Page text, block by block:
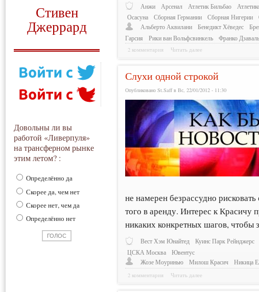
Стивен
Джеррард
Довольны ли вы
работой «Ливерпуля»
на трансферном рынке
этим летом? :
Определённо да
Скорее да, чем нет
Скорее нет, чем да
Определённо нет
Анжи Арсенал Атлетик Бильбао
Осасуна
Сборная Германии Сборная Нигерии
Альберто Аквилани
Бенедикт Хёведес
Гарсия
Рики ван Вольфсвинкель Франко
2 комментария Читать далее
Слухи одной строкой
Опубликовано St.Saff в Вс, 22/01/2012 - 11:30
не намерен безрассудно
того в аренду. Интерес к Красичу
никаких конкретных шагов, чтобы
Вест Хэм Юнайтед Куинс Парк Рейнджерс
ЦСКА Москва
Ювентус
Жозе Моуринью
Милош Красич Никица
2 комментария Читать далее